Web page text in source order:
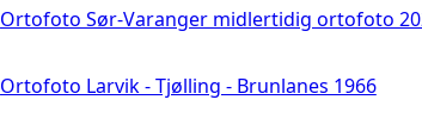
Ortofoto Sør-Varanger midlertidig ortofoto
Ortofoto Larvik - Tjølling - Brunlanes 1966